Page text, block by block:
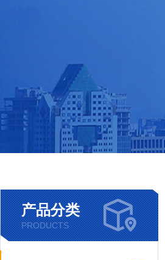
产品分类
PRODUCTS